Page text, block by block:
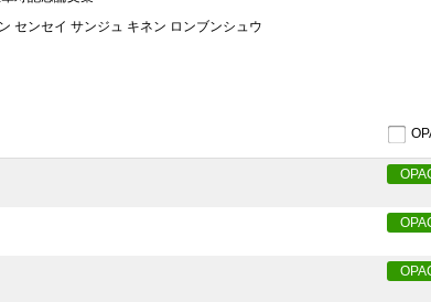
センセイ サンジュ キネン ロンブンシュウ